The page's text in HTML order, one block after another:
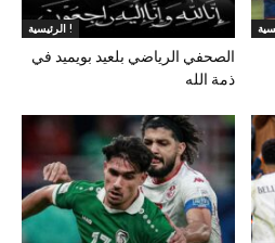
الرئيسية !
الصحفي الرياضي بلعيد بويميد في
ذمة الله